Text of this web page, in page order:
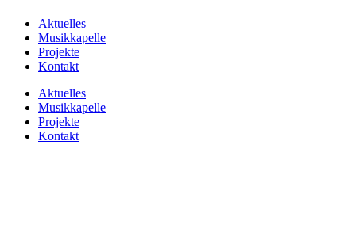
Aktuelles
Musikkapelle
Projekte
Kontakt
Aktuelles
Musikkapelle
Projekte
Kontakt